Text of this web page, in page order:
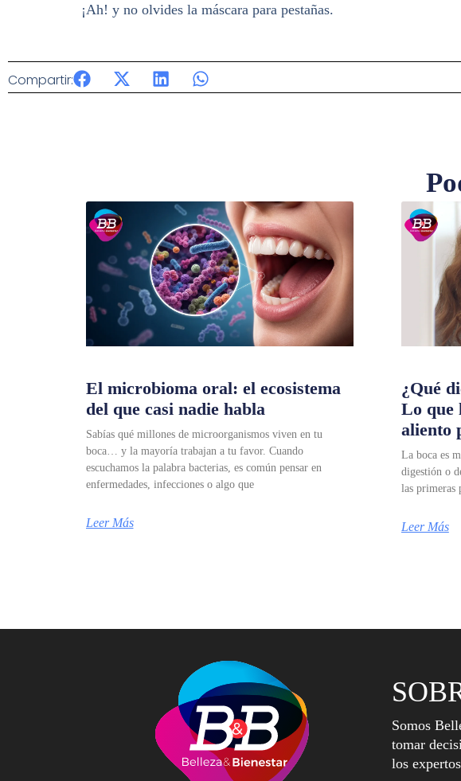
¡Ah! y no olvides la máscara para pestañas.
Compartir:
El microbioma oral: el ecosistema
del que casi nadie habla
Sabías qué millones de microorganismos viven en tu
boca… y la mayoría trabajan a tu favor. Cuando
escuchamos la palabra bacterias, es común pensar en
enfermedades, infecciones o algo que
Leer Más
¿Qué
Lo que
aliento
La boca es
digestión o
las primeras
Leer Más
Somos
tomar
los